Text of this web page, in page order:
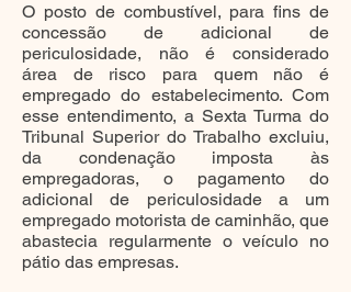
O posto de combustível, para fins de
concessão de adicional de
periculosidade, não é considerado
área de risco para quem não é
empregado do estabelecimento. Com
esse entendimento, a Sexta Turma do
Tribunal Superior do Trabalho excluiu,
da condenação imposta às
empregadoras, o pagamento do
adicional de periculosidade a um
empregado motorista de caminhão, que
abastecia regularmente o veículo no
pátio das empresas.